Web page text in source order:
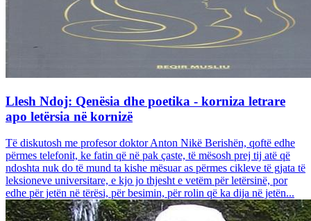
Llesh Ndoj: Qenësia dhe poetika - korniza letrare
apo letërsia në kornizë
Të diskutosh me profesor doktor Anton Nikë Berishën, qoftë edhe
përmes telefonit, ke fatin që në pak çaste, të mësosh prej tij atë që
ndoshta nuk do të mund ta kishe mësuar as përmes cikleve të gjata të
leksioneve universitare, e kjo jo thjesht e vetëm për letërsinë, por
edhe për jetën në tërësi, për besimin, për rolin që ka dija në jetën...